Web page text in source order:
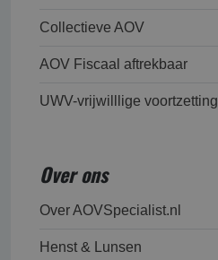
Collectieve AOV
AOV Fiscaal aftrekbaar
UWV-vrijwilllige voortzetting
Over ons
Over AOVSpecialist.nl
Henst & Lunsen